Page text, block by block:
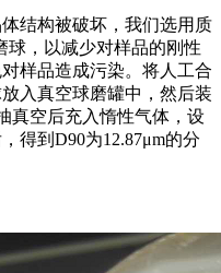
结构被破坏，我们选用质
球，以减少对样品的刚性
样品造成污染。将人工合
入真空球磨罐中，然后装
真空后充入惰性气体，设
得到D90为12.87μm的分